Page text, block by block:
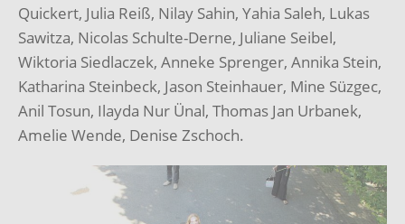
Quickert, Julia Reiß, Nilay Sahin, Yahia Saleh, Lukas
Sawitza, Nicolas Schulte-Derne, Juliane Seibel,
Wiktoria Siedlaczek, Anneke Sprenger, Annika Stein,
Katharina Steinbeck, Jason Steinhauer, Mine Süzgec,
Anil Tosun, Ilayda Nur Ünal, Thomas Jan Urbanek,
Amelie Wende, Denise Zschoch.